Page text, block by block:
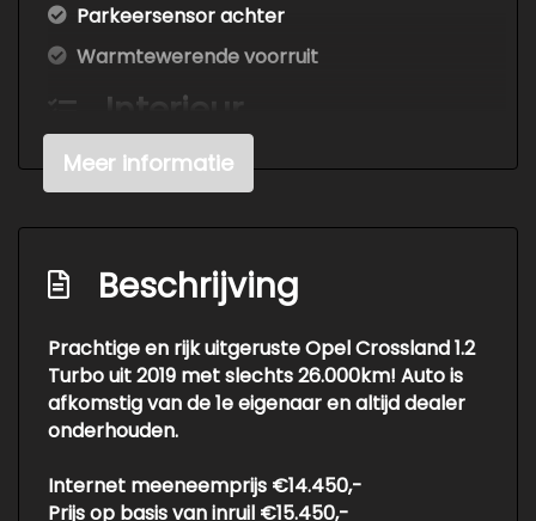
Parkeersensor achter
Warmtewerende voorruit
Interieur
Achterbank in delen neerklapbaar
Airco automatisch
Bestuurdersstoel in hoogte verstelbaar
Elektrische ramen achter
Elektrische ramen voor
Stuur leder
Stuur verstelbaar
Meer informatie
Beschrijving
Prachtige en rijk uitgeruste Opel Crossland 1.2
Turbo uit 2019 met slechts 26.000km! Auto is
afkomstig van de 1e eigenaar en altijd dealer
onderhouden.
Internet meeneemprijs €14.450,-
Prijs op basis van inruil €15.450,-